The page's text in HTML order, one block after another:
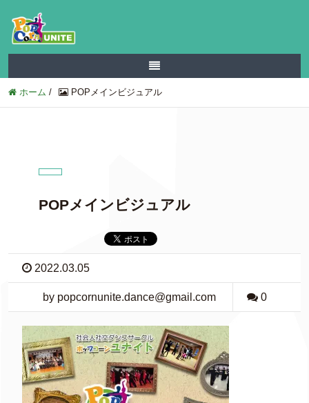
ホーム / POPメインビジュアル
POPメインビジュアル
2022.03.05
by popcornunite.dance@gmail.com 0